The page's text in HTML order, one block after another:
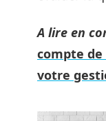
A lire en
compte
votre